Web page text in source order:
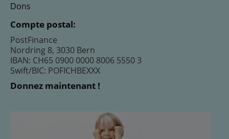
Dons
Compte postal:
PostFinance
Nordring 8, 3030 Bern
IBAN: CH65 0900 0000 8006 5550 3
Swift/BIC: POFICHBEXXX
Donnez maintenant !